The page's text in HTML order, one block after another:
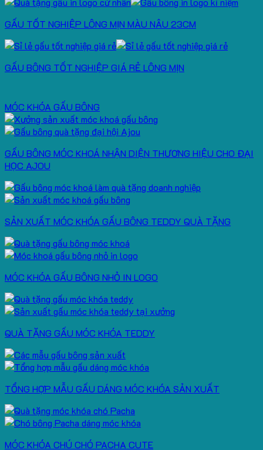
GẤU TỐT NGHIỆP LÔNG MỊN MÀU NÂU 23CM
GẤU BÔNG TỐT NGHIỆP GIÁ RẺ LÔNG MỊN
MÓC KHÓA GẤU BÔNG
GẤU BÔNG MÓC KHOÁ NHẬN DIỆN THƯƠNG HIỆU CHO ĐẠI
HỌC AJOU
SẢN XUẤT MÓC KHÓA GẤU BÔNG TEDDY QUÀ TẶNG
MÓC KHÓA GẤU BÔNG NHỎ IN LOGO
QUÀ TẶNG GẤU MÓC KHÓA TEDDY
TỔNG HỢP MẪU GẤU DÁNG MÓC KHÓA SẢN XUẤT
MÓC KHÓA CHÚ CHÓ PACHA CUTE